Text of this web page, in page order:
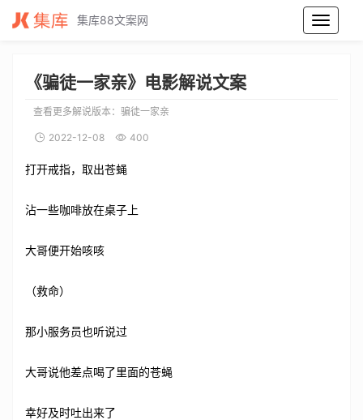
骗徒一家亲电影解说文案_骗徒一家亲电影解说词_骗徒一家亲电影解说稿
集库88文案网
《骗徒一家亲》电影解说文案
查看更多解说版本： 骗徒一家亲
2022-12-08 400
打开戒指，取出苍蝇
沾一些咖啡放在桌子上
大哥便开始咳咳
（救命）
那小服务员也听说过
大哥说他差点喝了里面的苍蝇
幸好及时吐出来了